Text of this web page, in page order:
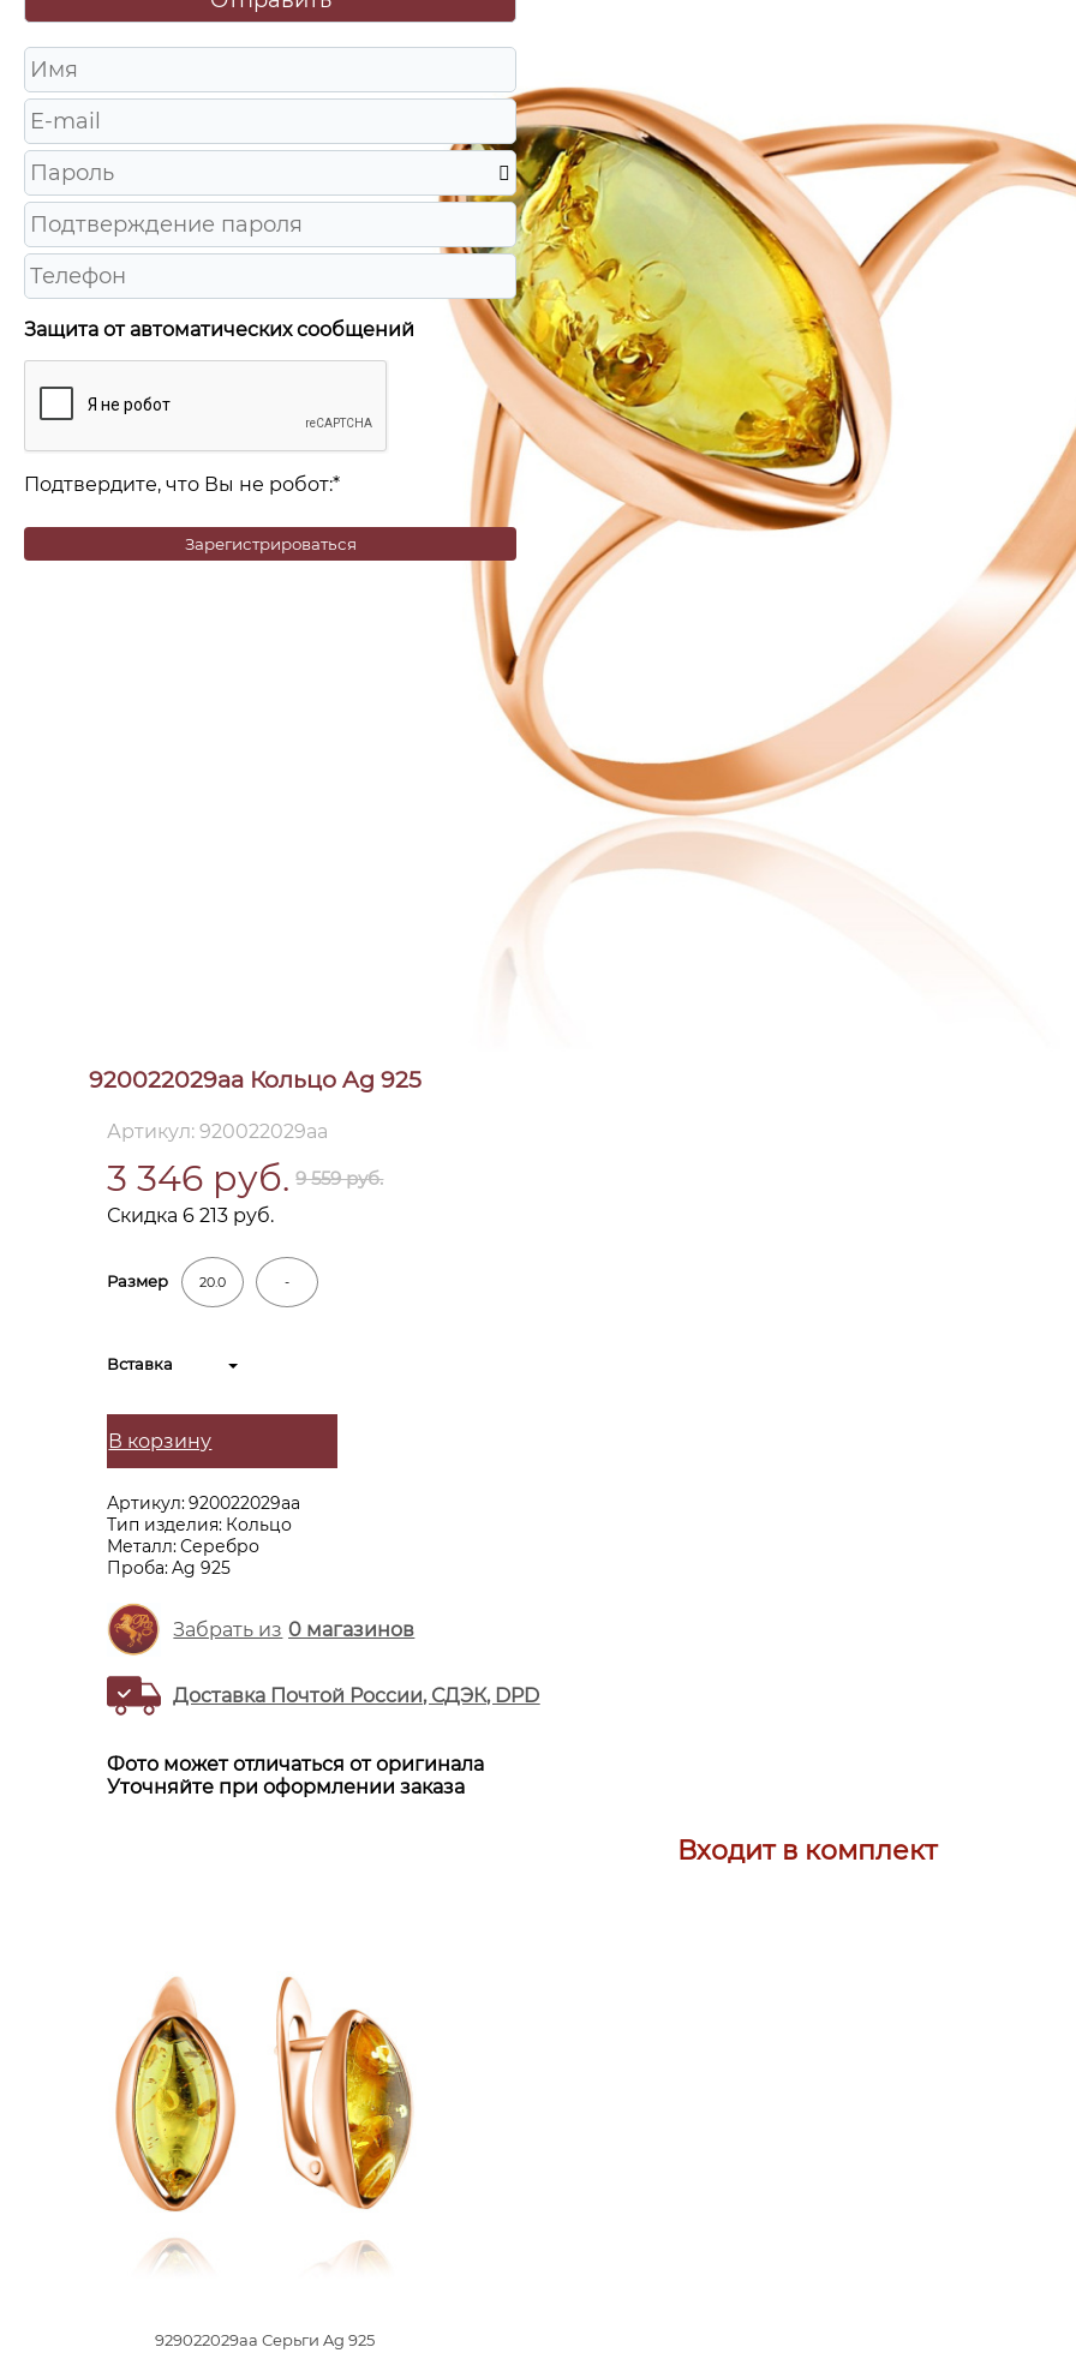
920022029aa Кольцо Ag 925
Артикул: 920022029aa
3 346 руб. 9 559 руб.
Скидка 6 213 руб.
Размер 20.0 -
Вставка
В корзину
Артикул:920022029aa
Тип изделия: Кольцо
Металл:Серебро
Проба:Ag 925
Забрать из 0 магазинов
Доставка Почтой России, СДЭК, DPD
Фото может отличаться от оригинала
Уточняйте при оформлении заказа
Входит в комплект
929022029aa Серьги Ag 925
Защита от автоматических сообщений
Подтвердите, что Вы не робот:*
Зарегистрироваться